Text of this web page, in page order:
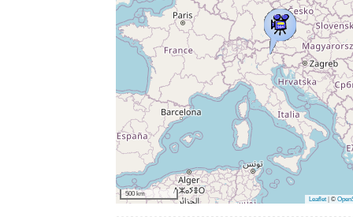
500 km
Leaflet ©